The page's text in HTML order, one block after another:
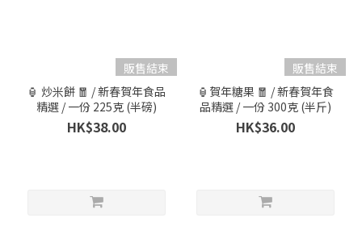
販售結束
🏮 炒米餅 🧧 / 新春賀年食品
精選 / 一份 225克 (半磅)
HK$38.00
販售結束
🏮賀年糖果 🧧 / 新春賀年食
品精選 / 一份 300克 (半斤)
HK$36.00